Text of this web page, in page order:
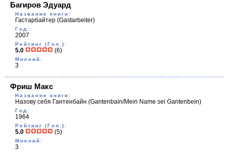
Багиров Эдуард
Название книги:
Гастарбайтер (Gastarbeiter)
Год:
2007
Рейтинг (Гол.):
5.0 (6)
Мнений:
3
Фриш Макс
Название книги:
Назову себя Гантенбайн (Gantenbain/Mein Name sei Gantenbein)
Год:
1964
Рейтинг (Гол.):
5.0 (5)
Мнений:
3